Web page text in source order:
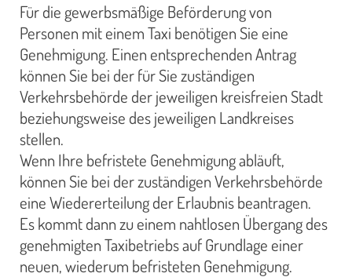
Für die gewerbsmäßige Beförderung von
Personen mit einem Taxi benötigen Sie eine
Genehmigung. Einen entsprechenden Antrag
können Sie bei der für Sie zuständigen
Verkehrsbehörde der jeweiligen kreisfreien Stadt
beziehungsweise des jeweiligen Landkreises
stellen.
Wenn Ihre befristete Genehmigung abläuft,
können Sie bei der zuständigen Verkehrsbehörde
eine Wiedererteilung der Erlaubnis beantragen.
Es kommt dann zu einem nahtlosen Übergang des
genehmigten Taxibetriebs auf Grundlage einer
neuen, wiederum befristeten Genehmigung.